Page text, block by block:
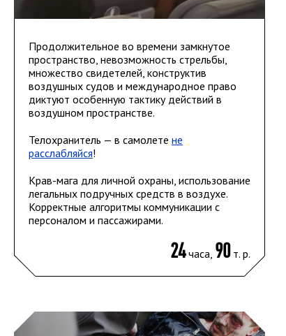
Продолжительное во времени замкнутое
пространство, невозможность стрельбы,
множество свидетелей, конструктив
воздушных судов и международное право
диктуют особенную тактику действий в
воздушном пространстве.
Телохранитель — в самолете не
расслабляйся!
Крав-мага для личной охраны, использование
легальных подручных средств в воздухе.
Корректные алгоритмы коммуникации с
персоналом и пассажирами.
24часа, 90т. р.